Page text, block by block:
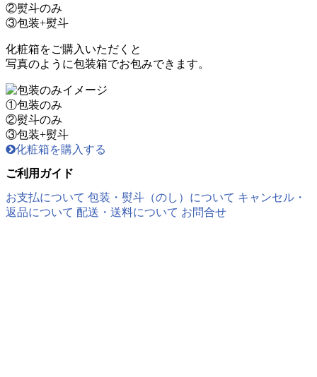
②熨斗のみ
③包装+熨斗
化粧箱をご購入いただくと
写真のように包装箱でお包みできます。
①包装のみ
②熨斗のみ
③包装+熨斗
化粧箱を購入する
ご利用ガイド
お支払について 包装・熨斗（のし）について キャンセル・
返品について 配送・送料について お問合せ